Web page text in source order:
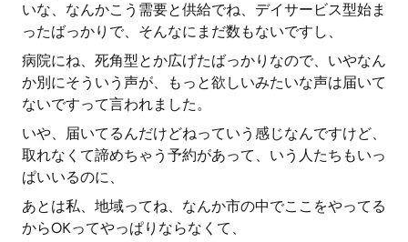
いな、なんかこう需要と供給でね、デイサービス型始ま
ったばっかりで、そんなにまだ数もないですし、
病院にね、死角型とか広げたばっかりなので、いやなん
か別にそういう声が、もっと欲しいみたいな声は届いて
ないですって言われました。
いや、届いてるんだけどねっていう感じなんですけど、
取れなくて諦めちゃう予約があって、いう人たちもいっ
ぱいいるのに、
あとは私、地域ってね、なんか市の中でここをやってる
からOKってやっぱりならなくて、